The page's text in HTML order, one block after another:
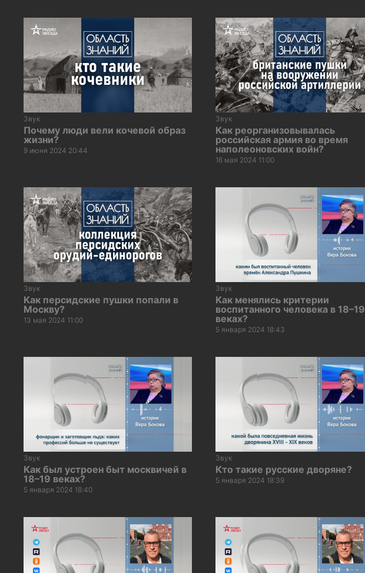
Звук
Почему люди вели кочевой образ
жизни?
9 июня 2024 20:44
Звук
Как реорганизовывалась
российская армия во время
наполеоновских войн?
16 мая 2024 11:00
Звук
Как персидские пушки попали в
Москву?
13 мая 2024 11:00
Звук
Как менялись критерии
воспитанного человека в 18–19
веках?
5 января 2024 18:43
Звук
Как был устроен быт москвичей в
18–19 веках?
5 января 2024 18:40
Звук
Кто такие русские дворяне?
5 января 2024 18:39